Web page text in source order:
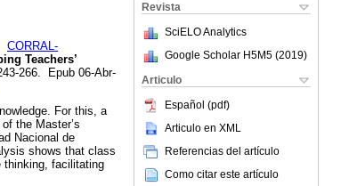
Revista
SciELO Analytics
Google Scholar H5M5 (2019)
Articulo
Español (pdf)
Articulo en XML
Referencias del artículo
Como citar este artículo
CORRAL-
Teachers’
266. Epub 06-Abr-
For this, a
the Master’s
Nacional de
shows that class
thinking, facilitating